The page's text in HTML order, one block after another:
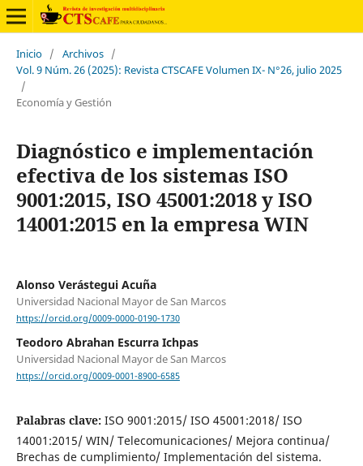
Inicio / Archivos /
Vol. 9 Núm. 26 (2025): Revista CTSCAFE Volumen IX- N°26, julio 2025
/
Economía y Gestión
Diagnóstico e implementación
efectiva de los sistemas ISO
9001:2015, ISO 45001:2018 y ISO
14001:2015 en la empresa WIN
Alonso Verástegui Acuña
Universidad Nacional Mayor de San Marcos
https://orcid.org/0009-0000-0190-1730
Teodoro Abrahan Escurra Ichpas
Universidad Nacional Mayor de San Marcos
https://orcid.org/0009-0001-8900-6585
Palabras clave: ISO 9001:2015/ ISO 45001:2018/ ISO
14001:2015/ WIN/ Telecomunicaciones/ Mejora continua/
Brechas de cumplimiento/ Implementación del sistema.